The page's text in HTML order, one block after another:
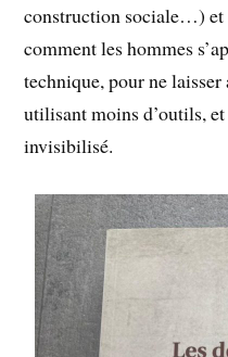
construction sociale…) et
comment les hommes
technique, pour ne
utilisant moins d’outils,
invisibilisé.